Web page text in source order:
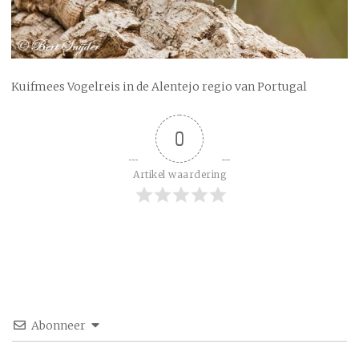
Kuifmees Vogelreis in de Alentejo regio van Portugal
0
Artikel waardering
Abonneer